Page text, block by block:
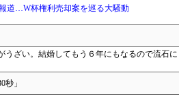
道…W杯権利売却案を巡る大騒動
うざい。結婚してもう６年にもなるので流石に
」